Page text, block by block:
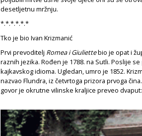
desetljetnu mržnju.
*.*.*.*.*.*
Tko je bio Ivan Krizmanić
Prvi prevoditelj Romea i Giuliettebio je opat i
raznih jezika. Rođen je 1788. na Sutli. Poslije
kajkavskog idioma. Ugledan, umro je 1852.
nazvao Flundra, iz četvrtoga prizora prvoga
govor je okrutne vilinske kraljice preveo